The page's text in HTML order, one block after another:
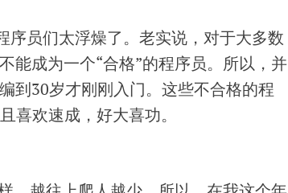
员们太浮燥了。老实说，对于大多数
能成为一个“合格”的程序员。所以，并
到30岁才刚刚入门。这些不合格的程
喜欢速成，好大喜功。